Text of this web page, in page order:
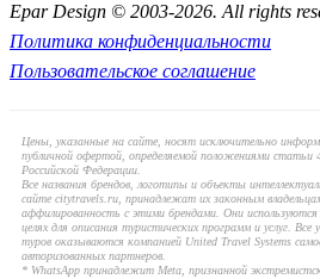
Epar Design © 2003-2026. All rights
Политика конфиденциальности
Пользовательское соглашение
Цены, указанные на сайте, носят исключительно
публичной офертой, определяемой положениями статьи
Российской Федерации.
Все названия брендов, логотипы и объекты
сайте citytravels.ru, принадлежат их законным
аффилированность с этими брендами. Они
целях для описания туристических программ и услуг. Все
туров оказываются компанией United Travel Systems
авторизованных партнеров.
* WhatsApp принадлежит Meta, признанной